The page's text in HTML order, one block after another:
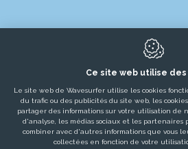
PRODUITS
ÉVÈNEMENTS
Ce site web utilise des
Le site web de Wavesurfer utilise les cookies
du trafic ou des publicités du site web, les
partager des informations sur votre utilisation de
d'analyse, les médias sociaux et les
combiner avec d'autres informations que vous
collectées en fonction de votre